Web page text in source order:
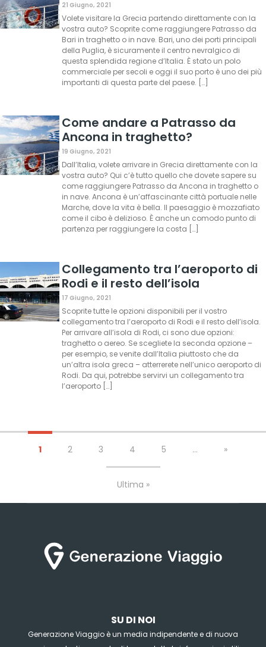
21 Giugno, 2021
Volete visitare la Grecia partendo direttamente con la
vostra auto? Scoprite come raggiungere Patrasso da
Bari in traghetto o in nave. Bari, uno dei porti principali
della Puglia, è sicuramente il centro nevralgico di
questa splendida regione d’Italia. È stato un polo
commerciale per secoli e oggi il suo porto è uno dei più
importanti di questa parte del paese. […]
Come andare a Patrasso da
Ancona in traghetto?
19 Giugno, 2021
Dall’Italia, volete arrivare in Grecia direttamente con la
vostra auto? Qui c’è tutto quello che dovete sapere su
come raggiungere Patrasso da Ancona in traghetto o
in nave. Ancona è un’affascinante città portuale nelle
Marche, dove la vita è bella. Il paesaggio è mozzafiato
come il cibo è delizioso. È anche un comodo punto di
partenza per raggiungere la costa […]
Collegamento tra l’aeroporto di
Rodi e il resto dell’isola
17 Giugno, 2021
Scoprite tutte le opzioni disponibili per il vostro
collegamento tra l’aeroporto di Rodi e il resto dell’isola.
Per arrivare all’isola di Rodi, ci sono due opzioni:
traghetto o aereo. Se scegliete la seconda opzione –
per esempio, se venite dall’Italia piuttosto che da
un’altra isola greca – atterrerete nell’unico aeroporto di
Rodi. Da qui, potrebbe servirvi un collegamento tra
l’aeroporto […]
1 2 3 4 5 ... »
Ultima »
SU DI NOI
Generazione Viaggio è un media indipendente e di nuova